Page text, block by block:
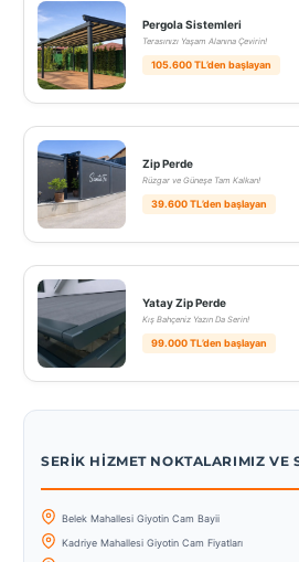
Pergola Sistemleri
Terasınızı Yaşam Alanına Çevirin!
105.600 TL’den başlayan
Zip Perde
Rüzgar ve Güneşe Tam Kalkan!
39.600 TL’den başlayan
Yatay Zip Perde
Kış Bahçeniz Yazın Da Serin!
99.000 TL’den başlayan
SERIK HIZMET NOKTALARIMIZ VE
Belek Mahallesi Giyotin Cam Bayii
Kadriye Mahallesi Giyotin Cam Fiyatları